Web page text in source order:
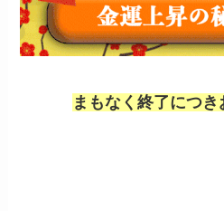
まもなく終了につき